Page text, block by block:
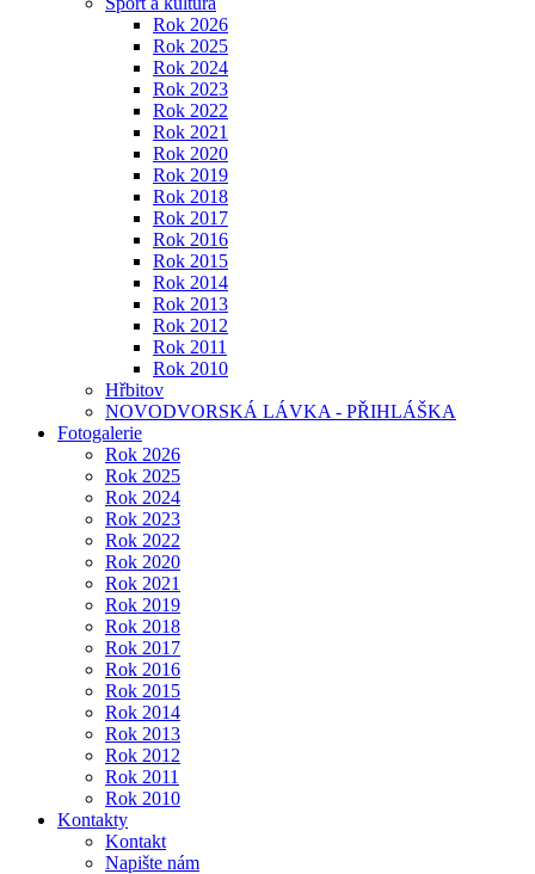
Rok 2026
Rok 2025
Rok 2024
Rok 2023
Rok 2022
Rok 2021
Rok 2020
Rok 2019
Rok 2018
Rok 2017
Rok 2016
Rok 2015
Rok 2014
Rok 2013
Rok 2012
Rok 2011
Rok 2010
Hřbitov
NOVODVORSKÁ LÁVKA - PŘIHLÁŠKA
Fotogalerie
Rok 2026
Rok 2025
Rok 2024
Rok 2023
Rok 2022
Rok 2020
Rok 2021
Rok 2019
Rok 2018
Rok 2017
Rok 2016
Rok 2015
Rok 2014
Rok 2013
Rok 2012
Rok 2011
Rok 2010
Kontakty
Kontakt
Napište nám